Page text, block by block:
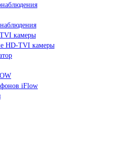
камеры
HD-TVI камеры
iFlow